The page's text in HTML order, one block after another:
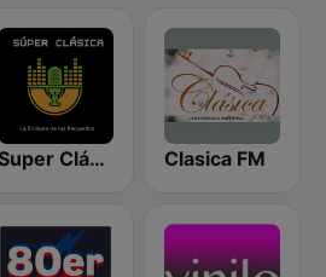
Super Clásica Clasica FM